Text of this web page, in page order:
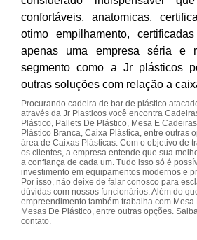
confortáveis, anatomicas,
otimo empilhamento,
apenas uma empresa séria e
segmento como a Jr plásticos
outras soluções com relação a
Procurando cadeira de bar de plástico
através da Jr Plasticos você encontra
Plástico, Pallets De Plástico, Mesa E
Plástico Branca, Caixa Plástica, entre outras
área de Caixas Plásticas. Com o objetivo de
os clientes, a empresa entende que sua
a confiança de cada um. Tudo isso só é
investimento em equipamentos modernos e
Por isso, não deixe de falar conosco para
dúvidas com nossos funcionários. Além do
empreendimento também trabalha com
Mesas De Plástico, entre outras opções.
contato.